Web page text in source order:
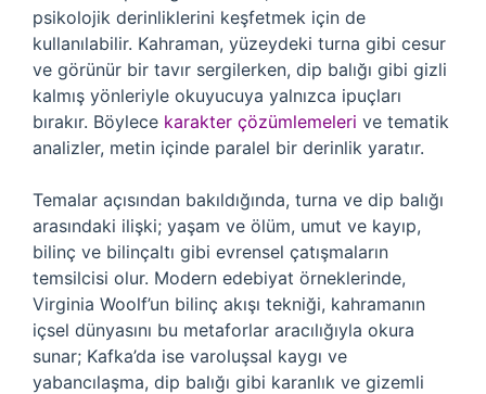
psikolojik derinliklerini keşfetmek için de
kullanılabilir. Kahraman, yüzeydeki turna gibi cesur
ve görünür bir tavır sergilerken, dip balığı gibi gizli
kalmış yönleriyle okuyucuya yalnızca ipuçları
bırakır. Böylece karakter çözümlemeleri ve tematik
analizler, metin içinde paralel bir derinlik yaratır.
Temalar açısından bakıldığında, turna ve dip balığı
arasındaki ilişki; yaşam ve ölüm, umut ve kayıp,
bilinç ve bilinçaltı gibi evrensel çatışmaların
temsilcisi olur. Modern edebiyat örneklerinde,
Virginia Woolf’un bilinç akışı tekniği, kahramanın
içsel dünyasını bu metaforlar aracılığıyla okura
sunar; Kafka’da ise varoluşsal kaygı ve
yabancılaşma, dip balığı gibi karanlık ve gizemli